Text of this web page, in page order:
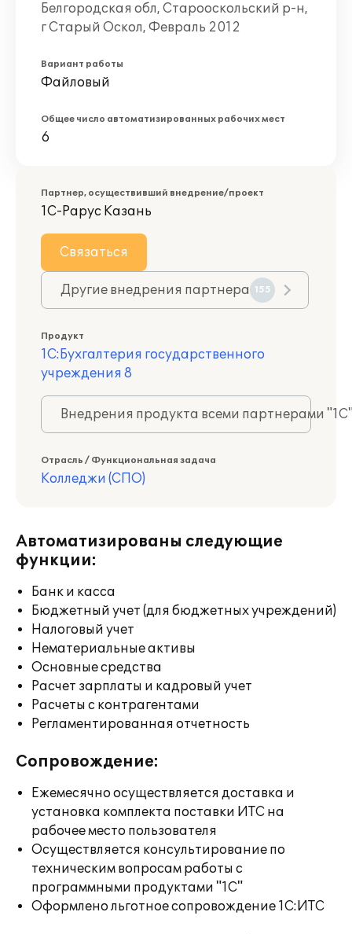
Белгородская обл, Старооскольский р-н,
г Старый Оскол, Февраль 2012
Вариант работы
Файловый
Общее число автоматизированных рабочих мест
6
Партнер, осуществивший внедрение/проект
1С-Рарус Казань
Связаться
Другие внедрения партнера 155
Продукт
1С:Бухгалтерия государственного
учреждения 8
Внедрения продукта всеми партнерами
Отрасль / Функциональная задача
Колледжи (СПО)
Автоматизированы следующие
функции:
Банк и касса
Бюджетный учет (для бюджетных учреждений)
Налоговый учет
Нематериальные активы
Основные средства
Расчет зарплаты и кадровый учет
Расчеты с контрагентами
Регламентированная отчетность
Сопровождение:
Ежемесячно осуществляется доставка и
установка комплекта поставки ИТС на
рабочее место пользователя
Осуществляется консультирование по
техническим вопросам работы с
программными продуктами "1С"
Оформлено льготное сопровождение 1С:ИТС